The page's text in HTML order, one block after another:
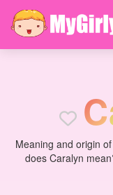
C
Meaning and origin
does Caralyn